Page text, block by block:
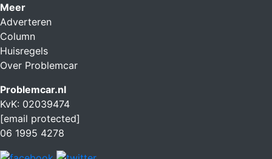
Meer
Adverteren
Column
Huisregels
Over Problemcar
Problemcar.nl
KvK: 02039474
[email protected]
06 1995 4278